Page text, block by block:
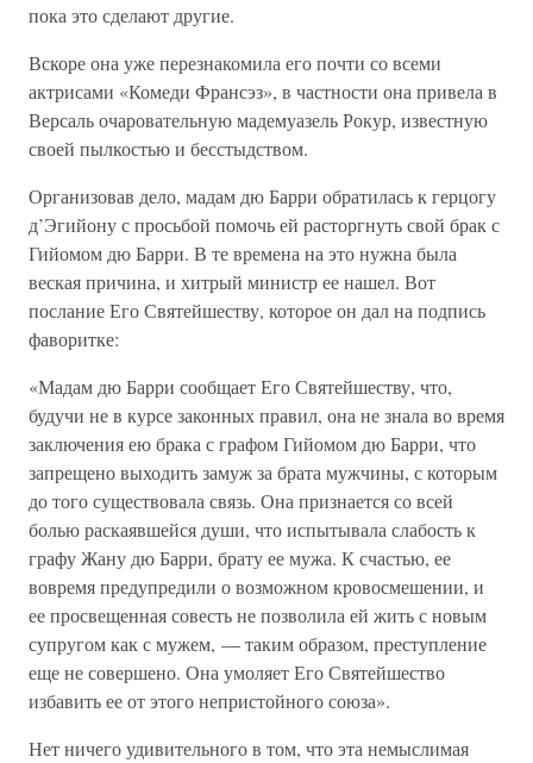
пока это сделают другие.
Вскоре она уже перезнакомила его почти со всеми
актрисами «Комеди Франсэз», в частности она привела в
Версаль очаровательную мадемуазель Рокур, известную
своей пылкостью и бесстыдством.
Организовав дело, мадам дю Барри обратилась к герцогу
д’Эгийону с просьбой помочь ей расторгнуть свой брак с
Гийомом дю Барри. В те времена на это нужна была
веская причина, и хитрый министр ее нашел. Вот
послание Его Святейшеству, которое он дал на подпись
фаворитке:
«Мадам дю Барри сообщает Его Святейшеству, что,
будучи не в курсе законных правил, она не знала во время
заключения ею брака с графом Гийомом дю Барри, что
запрещено выходить замуж за брата мужчины, с которым
до того существовала связь. Она признается со всей
болью раскаявшейся души, что испытывала слабость к
графу Жану дю Барри, брату ее мужа. К счастью, ее
вовремя предупредили о возможном кровосмешении, и
ее просвещенная совесть не позволила ей жить с новым
супругом как с мужем, — таким образом, преступление
еще не совершено. Она умоляет Его Святейшество
избавить ее от этого непристойного союза».
Нет ничего удивительного в том, что эта немыслимая